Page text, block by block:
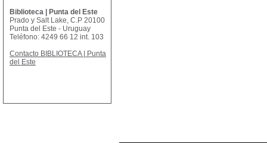
Biblioteca | Punta del Este
Prado y Salt Lake, C.P 20100
Punta del Este - Uruguay
Teléfono: 4249 66 12 int. 103
Contacto BIBLIOTECA | Punta
del Este